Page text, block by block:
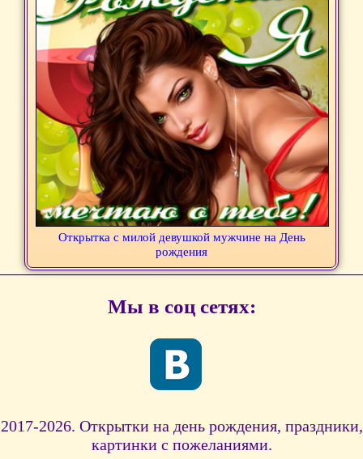
Открытка с милой девушкой мужчине на День
рождения
Мы в соц сетях:
2017-2026. Открытки на день рождения, праздники,
картинки с пожеланиями.